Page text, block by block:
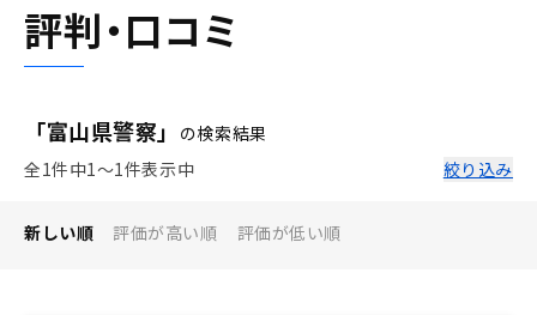
評判・口コミ
「富山県警察」
の検索結果
全1件中1〜1件表示中
絞り込み
新しい順 評価が高い順 評価が低い順